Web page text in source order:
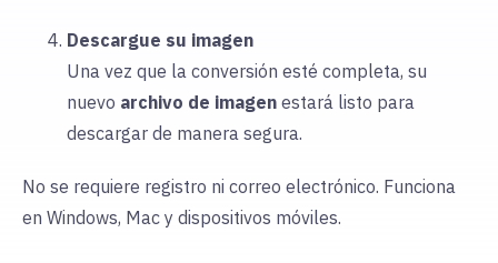
Descargue su imagen
Una vez que la conversión esté completa, su
nuevo archivo de imagen estará listo para
descargar de manera segura.
No se requiere registro ni correo electrónico. Funciona
en Windows, Mac y dispositivos móviles.